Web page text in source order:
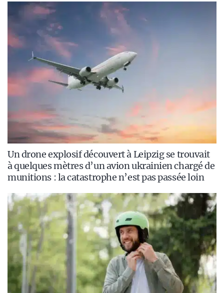
Un drone explosif découvert à Leipzig se trouvait
à quelques mètres d’un avion ukrainien chargé de
munitions : la catastrophe n’est pas passée loin